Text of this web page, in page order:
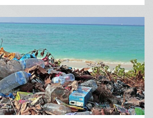
ondas
de
calor:
estudo